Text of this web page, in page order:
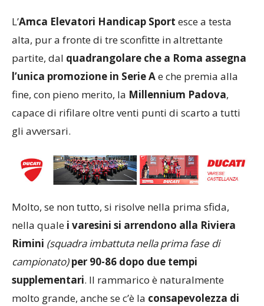
L’Amca Elevatori Handicap Sport esce a testa
alta, pur a fronte di tre sconfitte in altrettante
partite, dal quadrangolare che a Roma assegna
l’unica promozione in Serie Ae che premia alla
fine, con pieno merito, la Millennium Padova,
capace di rifilare oltre venti punti di scarto a tutti
gli avversari.
Molto, se non tutto, si risolve nella prima sfida,
nella quale i varesini si arrendono alla Riviera
Rimini (squadra imbattuta nella prima fase di
campionato)per 90-86 dopo due tempi
supplementari. Il rammarico è naturalmente
molto grande, anche se c’è la consapevolezza di